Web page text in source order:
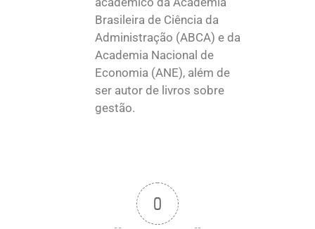
Brasileira de Ciência da
Administração (ABCA) e da
Academia Nacional de
Economia (ANE), além de
ser autor de livros sobre
gestão.
0